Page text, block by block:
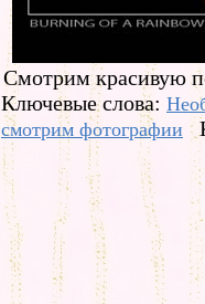
Смотрим красивую
Ключевые слова:
смотрим фотографии